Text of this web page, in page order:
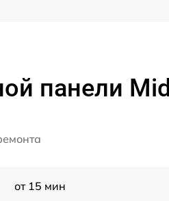
панели
от 15 мин